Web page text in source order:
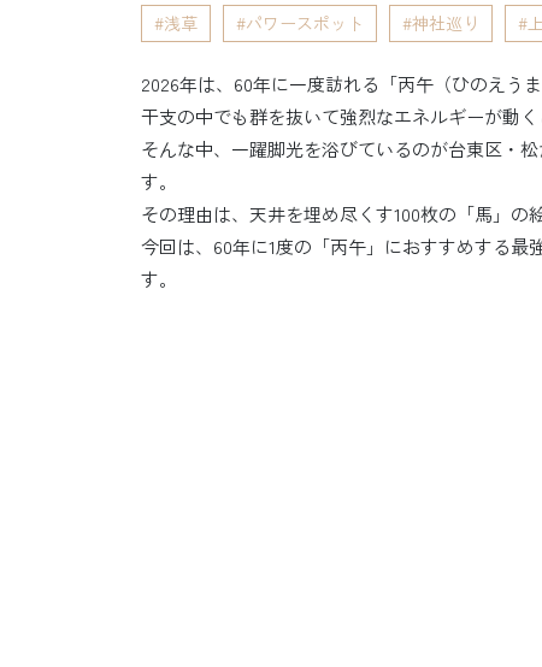
浅草 パワースポット 神社巡り
2026年は、60年に一度訪れる「丙午（ひのえうま
干支の中でも群を抜いて強烈なエネルギーが動
そんな中、一躍脚光を浴びているのが台東区・
す。
その理由は、天井を埋め尽くす100枚の「馬」の
今回は、60年に1度の「丙午」におすすめする
す。